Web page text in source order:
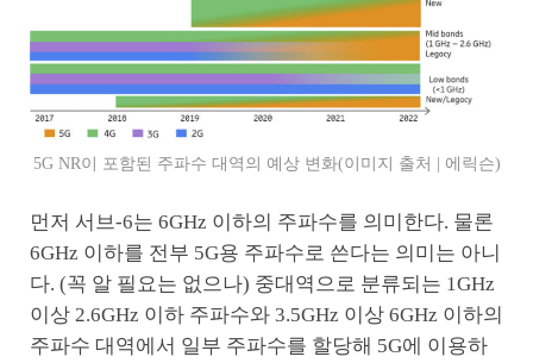
5G NR이 포함된 주파수 대역의 예상 변화(이미지 출처 | 에릭슨)
먼저 서브-6는 6GHz 이하의 주파수를 의미한다. 물론
6GHz 이하를 전부 5G용 주파수로 쓴다는 의미는 아니
다. (꼭 알 필요는 없으나) 중대역으로 분류되는 1GHz
이상 2.6GHz 이하 주파수와 3.5GHz 이상 6GHz 이하의
주파수 대역에서 일부 주파수를 할당해 5G에 이용하